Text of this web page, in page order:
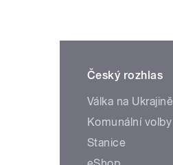
Český rozhlas
Válka na Ukrajině
Komunální volby
Stanice